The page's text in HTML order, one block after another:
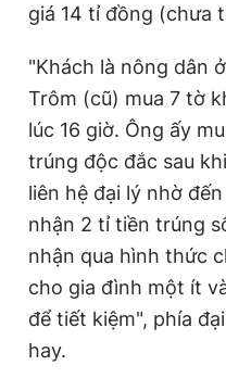
Đọc Thanh Niên trên
Theo dõi báo trên
Hotline
0906 645 777
giá 14 tỉ đồng (chưa
"Khách là nông dân
Trôm (cũ) mua 7 tờ
lúc 16 giờ. Ông ấy
trúng độc đắc sau
liên hệ đại lý nhờ
nhận 2 tỉ tiền trúng
nhận qua hình thức
cho gia đình một ít
để tiết kiệm", phía
hay.